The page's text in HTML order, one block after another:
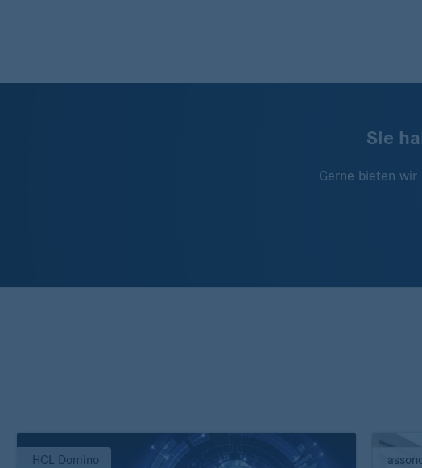
Sie
Gerne bieten wir
HCL Domino